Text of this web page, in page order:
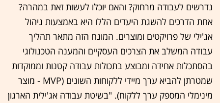
נדרשים לעבודה מרחוק? והאם יוכלו לעשות זאת במהרה?
אחת הדרכים להשגת היעדים הללו היא באמצעות ניהול
אג'ילי של פרויקטים ומוצרים. המונח הזה מתאר תהליך
עבודה המשלב את הצרכים העסקיים והמענה הטכנולוגי
בהסתכלות אחידה ומבוצע בתכולות עבודה קטנות וממוקדות
שמטרתן להביא ערך מיידי ללקוחות השונים (MVP
- מוצר
מינימלי המספק ערך ללקוח). "בשיטת עבודה אג'ילית הארגון